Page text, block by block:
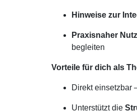
Hinweise zur
Praxisnaher
begleiten
Vorteile für dich als
Direkt einsetzbar
Unterstützt die